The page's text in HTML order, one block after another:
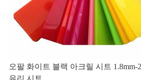
오팔 화이트 블랙 아크릴 시트 1.8mm-
유리 시트